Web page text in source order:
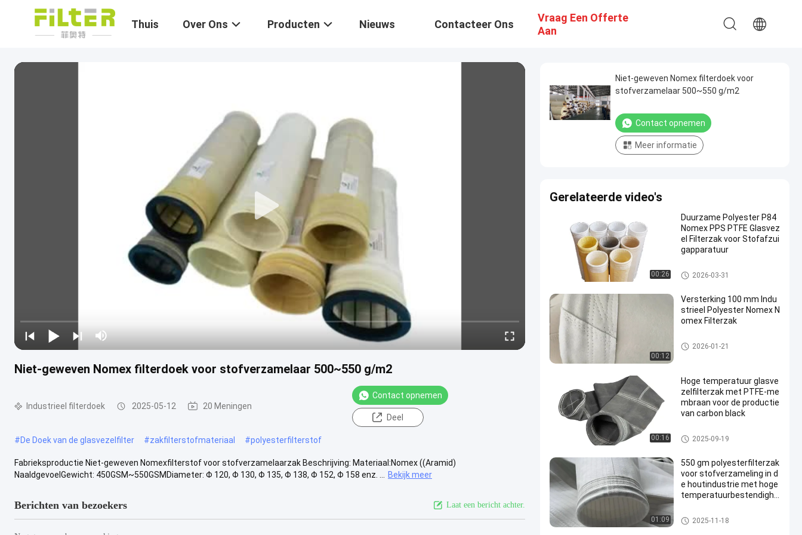
Thuis Over Ons Producten Nieuws Contacteer Ons
Vraag Een Offerte
Aan
Niet-geweven Nomex filterdoek voor stofverzamelaar 500~550 g/m2
Industrieel filterdoek 2025-05-12 20 Meningen
Contact opnemen
Deel
#De Doek van de glasvezelfilter #zakfilterstofmateriaal #polyesterfilterstof
Fabrieksproductie Niet-geweven Nomexfilterstof voor stofverzamelaarzak Beschrijving: Materiaal:Nomex ((Aramid)
NaaldgevoelGewicht: 450GSM~550GSMDiameter: Φ 120, Φ 130, Φ 135, Φ 138, Φ 152, Φ 158 enz. ...
Bekijk meer
Berichten van bezoekers Laat een bericht achter.
Niet-geweven Nomex filterdoek voor
stofverzamelaar 500~550 g/m2
Contact opnemen
Meer informatie
Gerelateerde video's
00:26
Duurzame Polyester P84
Nomex PPS PTFE Glasvez
el Filterzak voor Stofafzui
gapparatuur
De zak van de polyesterfilter
2026-03-31
00:12
Versterking 100 mm Indu
strieel Polyester Nomex N
omex Filterzak
hoogtemperatuurfilterzakken
2026-01-21
00:16
Hoge temperatuur glasve
zelfilterzak met PTFE-me
mbraan voor de productie
van carbon black
filterzak van glasvezel
2025-09-19
01:09
550 gm polyesterfilterzak
voor stofverzameling in d
e houtindustrie met hoge
temperatuurbestendighe
De zak van de polyesterfilter
2025-11-18